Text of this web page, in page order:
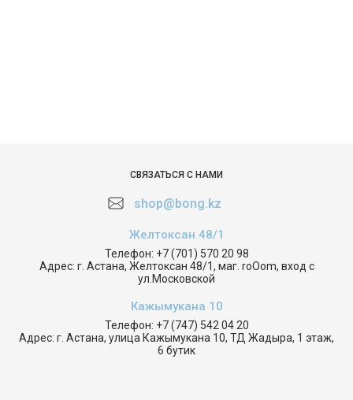
СВЯЗАТЬСЯ С НАМИ
shop@bong.kz
Желтоксан 48/1
Телефон: +7 (701) 570 20 98
Адрес: г. Астана, Желтоксан 48/1, маг. roOom, вход с
ул.Московской
Кажымукана 10
Телефон: +7 (747) 542 04 20
Адрес: г. Астана, улица Кажымукана 10, ТД Жадыра, 1 этаж,
6 бутик